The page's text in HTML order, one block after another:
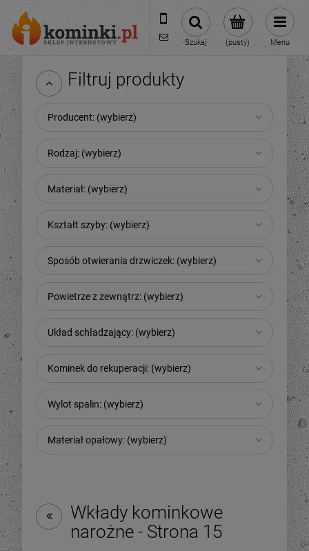
601954074
biuro@ikominki.pl
(pusty)
Szukaj Menu
Filtruj produkty
Producent: (wybierz)
Rodzaj: (wybierz)
Materiał: (wybierz)
Kształt szyby: (wybierz)
Sposób otwierania drzwiczek: (wybierz)
Powietrze z zewnątrz: (wybierz)
Układ schładzający: (wybierz)
Kominek do rekuperacji: (wybierz)
Wylot spalin: (wybierz)
Materiał opałowy: (wybierz)
Wkłady kominkowe
narożne - Strona 15